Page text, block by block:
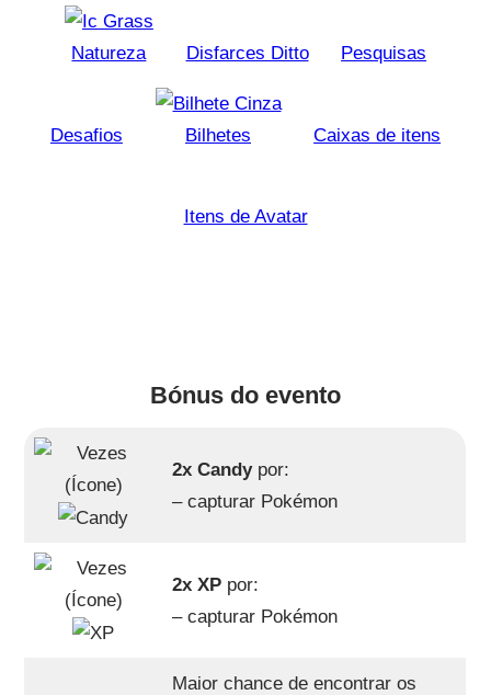
Natureza Disfarces Ditto Pesquisas
Desafios Bilhetes Caixas de itens
Itens de Avatar
Bónus do evento
2x Candypor:
– capturar Pokémon
2x XP por:
– capturar Pokémon
Maior chance de encontrar os